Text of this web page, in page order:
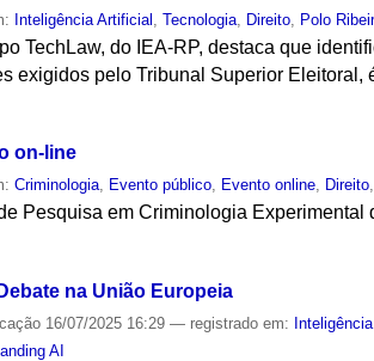
Inteligência Artificial ,Tecnologia Direito Polo
TechLaw, do IEA-RP, destaca que
exigidos pelo Tribunal Superior Eleitoral,
on-line
Criminologia, Evento público, Evento online, Direito,
Pesquisa em Criminologia Experimental
na União Europeia
16/07/2025 16:29— registrado em:
AI